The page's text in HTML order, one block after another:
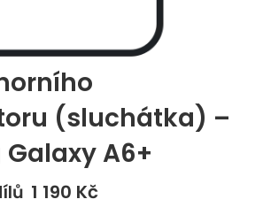
(sluchátka) –
A6+
1 190 Kč